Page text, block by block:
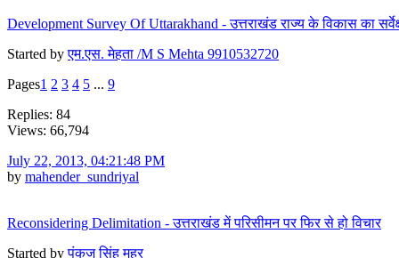
Development Survey Of Uttarakhand - उत्तराखंड राज्य के विकास का
Started byएम.एस. मेहता /M S Mehta 9910532720
Pages1 2 3 4 5 ... 9
Replies: 84
Views: 66,794
July 22, 2013, 04:21:48 PM
by mahender_sundriyal
Reconsidering Delimitation - उत्तराखंड में परिसीमन पर फिर से हो विचार
Started byपंकज सिंह महर